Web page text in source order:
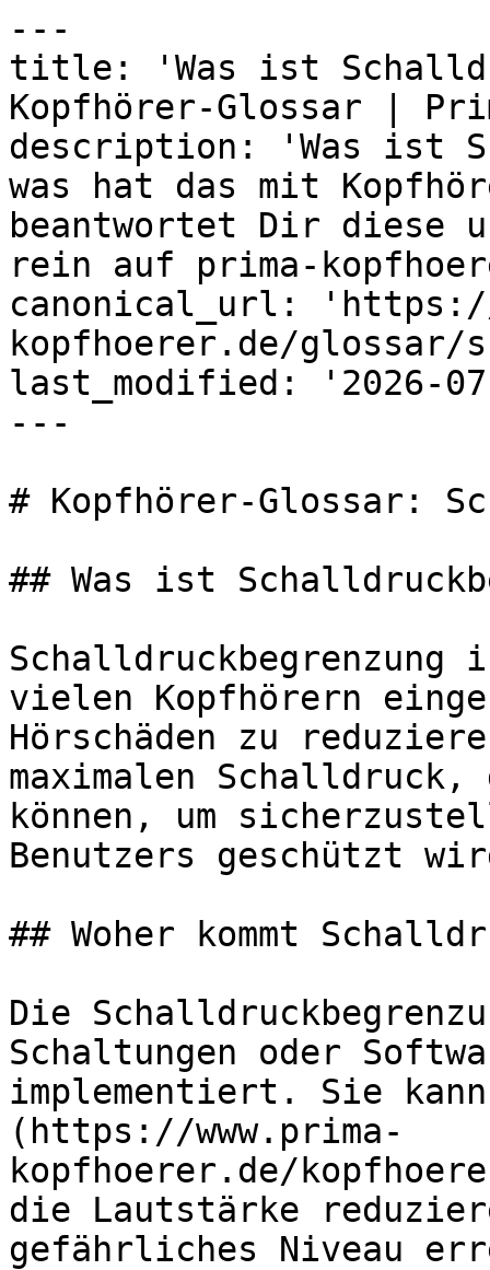
---
title: 'Was ist
Kopfhörer-Glossar |
description: 'Was ist
was hat das mit
beantwortet Dir diese
rein auf prima-
canonical_url: 'https://
kopfhoerer.de/glossar/
last_modified: '2026-
---
# Kopfhörer-Glossar:
## Was ist
vielen Kopfhörern
Hörschäden zu
maximalen
können, um
Benutzers geschützt
## Woher kommt
Die
Schaltungen oder
implementiert. Sie
(https://www.prima-
kopfhoerer.de/
die Lautstärke
gefährliches Niveau